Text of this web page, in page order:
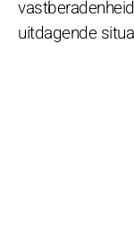
uitdagende